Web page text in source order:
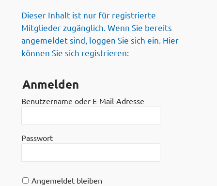
Dieser Inhalt ist nur für registrierte
Mitglieder zugänglich. Wenn Sie bereits
angemeldet sind, loggen Sie sich ein. Hier
können Sie sich registrieren:
Anmelden
Benutzername oder E-Mail-Adresse
Passwort
Angemeldet bleiben